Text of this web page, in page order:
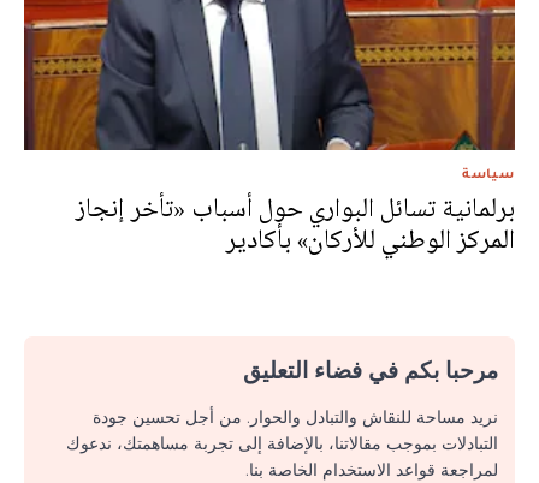
سياسة
برلمانية تسائل البواري حول أسباب «تأخر إنجاز
المركز الوطني للأركان» بأكادير
مرحبا بكم في فضاء التعليق
نريد مساحة للنقاش والتبادل والحوار. من أجل تحسين جودة
التبادلات بموجب مقالاتنا، بالإضافة إلى تجربة مساهمتك، ندعوك
لمراجعة قواعد الاستخدام الخاصة بنا.